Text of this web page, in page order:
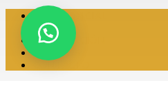
Close
Menu
HOME OFICIAL
TIENDA
FINANCIACIÓN
EVENTOS
CONTACTO